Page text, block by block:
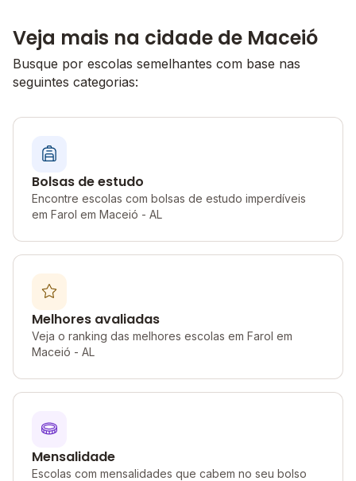
Veja mais na cidade de Maceió
Busque por escolas semelhantes com base nas
seguintes categorias:
Bolsas de estudo
Encontre escolas com bolsas de estudo imperdíveis
em Farol em Maceió - AL
Melhores avaliadas
Veja o ranking das melhores escolas em Farol em
Maceió - AL
Mensalidade
Escolas com mensalidades que cabem no seu bolso